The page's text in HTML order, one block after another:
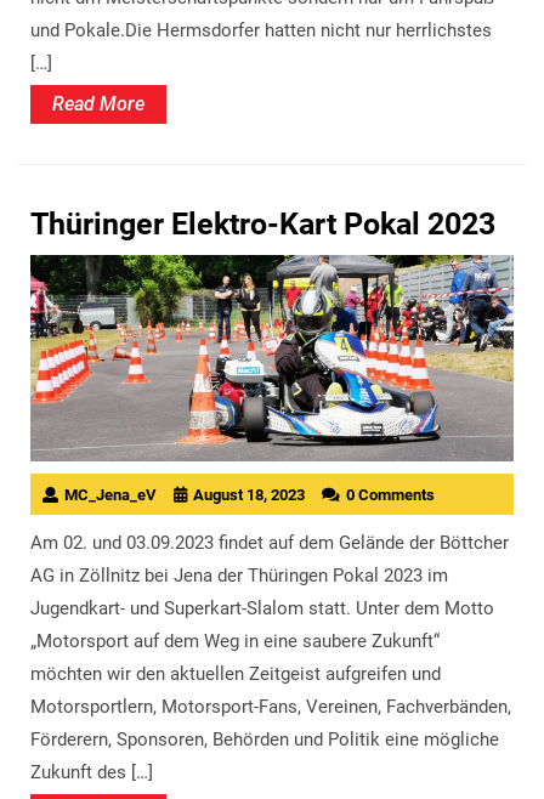
und Pokale.Die Hermsdorfer hatten nicht nur herrlichstes
[…]
Read MoreRead
More
Thüringer Elektro-Kart Pokal 2023
MC_Jena_eV August 18, 2023 0 Comments
Am 02. und 03.09.2023 findet auf dem Gelände der Böttcher
AG in Zöllnitz bei Jena der Thüringen Pokal 2023 im
Jugendkart- und Superkart-Slalom statt. Unter dem Motto
„Motorsport auf dem Weg in eine saubere Zukunft“
möchten wir den aktuellen Zeitgeist aufgreifen und
Motorsportlern, Motorsport-Fans, Vereinen, Fachverbänden,
Förderern, Sponsoren, Behörden und Politik eine mögliche
Zukunft des […]